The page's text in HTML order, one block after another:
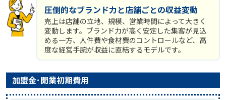
圧倒的なブランド力と店舗ごとの収益変動
売上は店舗の立地、規模、営業時間によって大きく
変動します。ブランド力が高く安定した集客が見込
める一方、人件費や食材費のコントロールなど、高
度な経営手腕が収益に直結するモデルです。
加盟金･開業初期費用